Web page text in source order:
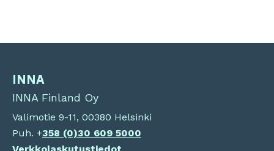
INNA
INNA Finland Oy
Valimotie 9-11, 00380 Helsinki
Puh. +358 (0)30 609 5000
Verkkolaskutustiedot